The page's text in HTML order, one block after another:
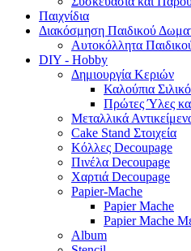
Παιχνίδια
Διακόσμηση Παιδικού
Αυτοκόλλητα
DIY - Hobby
Δημιουργία Κεριών
Καλούπια
Πρώτες Ύλες
Μεταλλικά
Cake Stand Στοιχεία
Κόλλες Decoupage
Πινέλα Decoupage
Χαρτιά Decoupage
Papier-Mache
Papier Mache
Papier Mache
Album